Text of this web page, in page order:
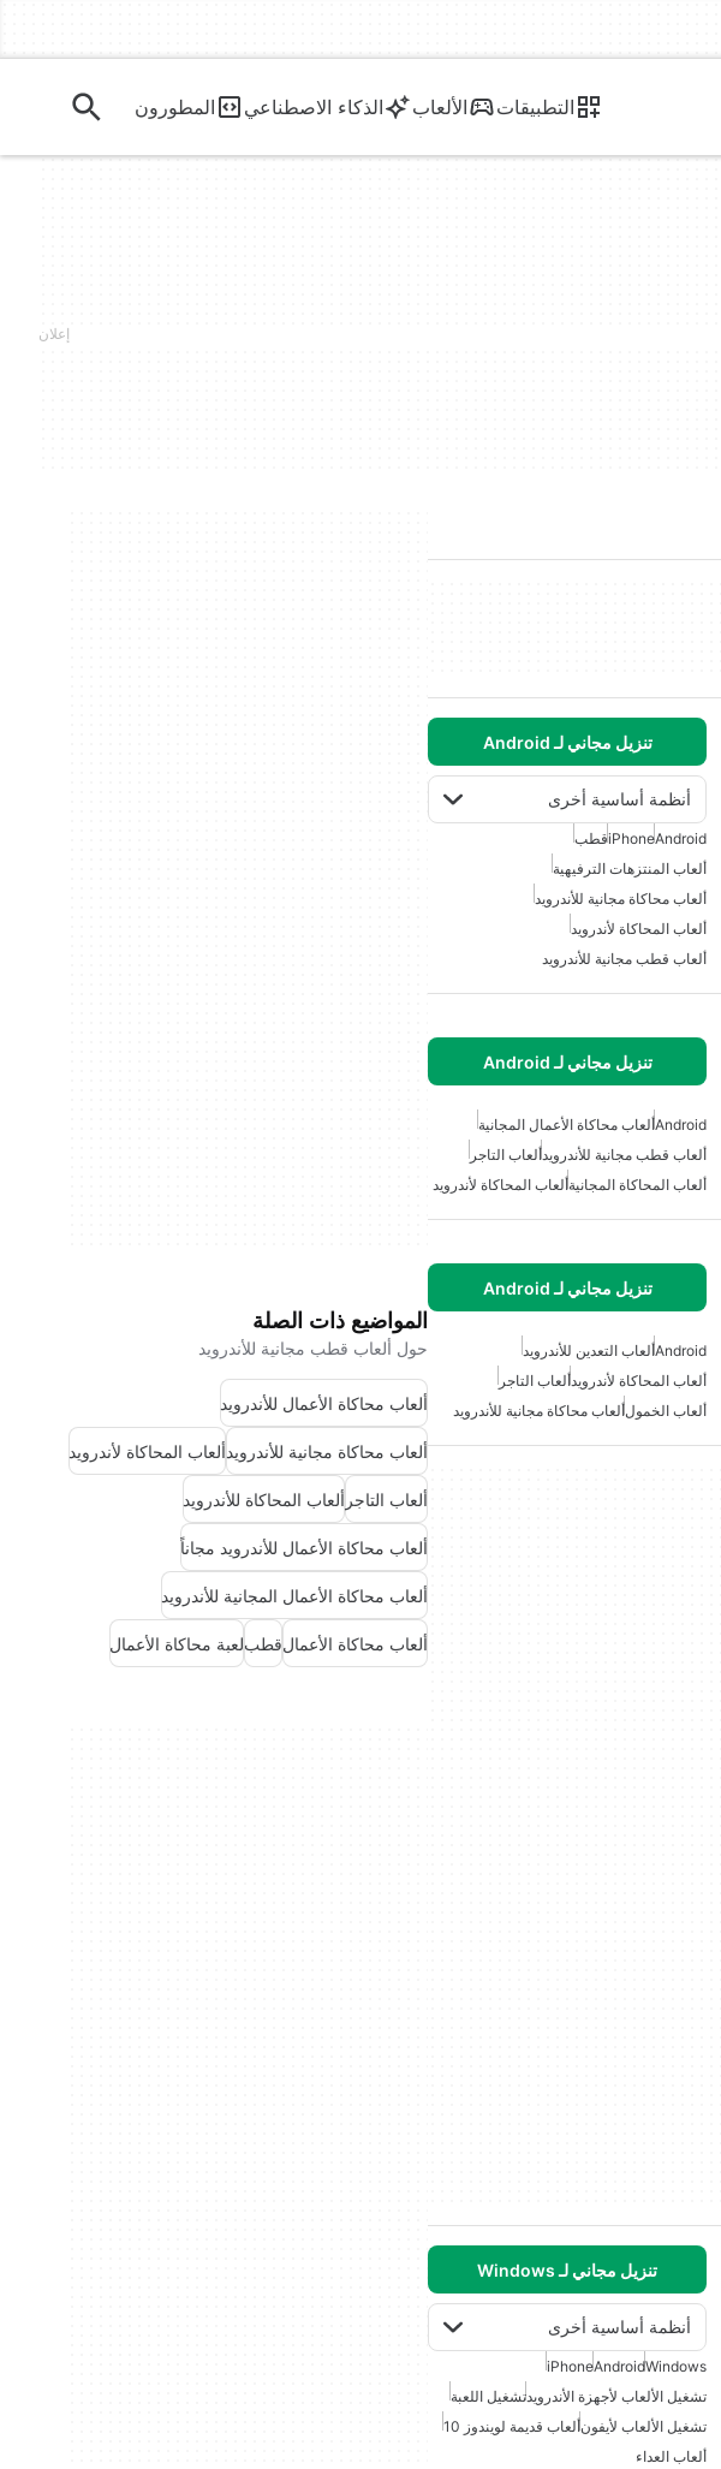
التطبيقات الألعاب الذكاء الاصطناعي المطورون
تنزيل مجاني لـ Android
أنظمة أساسية أخرى
Android
iPhoneقطب
ألعاب المنتزهات الترفيهية
ألعاب محاكاة مجانية للأندرويد
ألعاب المحاكاة لأندرويد
ألعاب قطب مجانية للأندرويد
تنزيل مجاني لـ Android
Androidألعاب محاكاة الأعمال المجانية
ألعاب قطب مجانية للأندرويدألعاب التاجر
ألعاب المحاكاة المجانيةألعاب المحاكاة لأندرويد
تنزيل مجاني لـ Android
Androidألعاب التعدين للأندرويد
ألعاب المحاكاة لأندرويدألعاب التاجر
ألعاب الخمولألعاب محاكاة مجانية للأندرويد
تنزيل مجاني لـ Windows
أنظمة أساسية أخرى
Windows
Android
iPhone
تشغيل الألعاب لأجهزة الأندرويدتشغيل اللعبة
تشغيل الألعاب لأيفونألعاب قديمة لويندوز 10
ألعاب العداء
المواضيع ذات الصلة
حول ألعاب قطب مجانية للأندرويد
ألعاب محاكاة الأعمال للأندرويد
ألعاب محاكاة مجانية للأندرويدألعاب المحاكاة لأندرويد
ألعاب التاجر ألعاب المحاكاة للأندرويد
ألعاب محاكاة الأعمال للأندرويد مجاناً
ألعاب محاكاة الأعمال المجانية للأندرويد
ألعاب محاكاة الأعمالقطبلعبة محاكاة الأعمال